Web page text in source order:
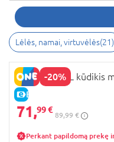
padeda
–
D’ONIL,
Lėlės, namai, virtuvėlės(21)
-20%
E-KAINA
NINES D'ONIL kūdikis
71,99 €
89,99 €
Perkant papildomą prekę